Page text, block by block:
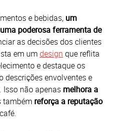
e bebidas, um
poderosa ferramenta de
as decisões dos clientes
em um design que reflita
e destaque os
descrições envolventes e
Isso não apenas melhora a
também reforça a reputação